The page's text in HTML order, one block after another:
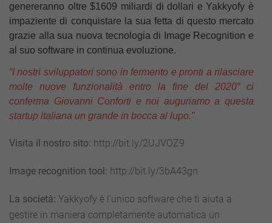
genereranno oltre $1609 miliardi di dollari e Yakkyofy è
impaziente di conquistare la sua fetta di questo mercato
grazie alla sua nuova tecnologia di
Image Recognition e
al suo software in continua evoluzione.
“I nostri sviluppatori sono in fermento e pronti a rilasciare
molte nuove funzionalità entro la fine del 2020” ci
conferma Giovanni Conforti e noi auguriamo a questa
startup italiana un grande in bocca al lupo.”
Visita il nostro sito: http://bit.ly/2UJVOZ9
Image recognition tool: http://bit.ly/3bA43gn
La società: Yakkyofy è l’unico software che ti aiuta a
gestire in maniera completamente automatica un